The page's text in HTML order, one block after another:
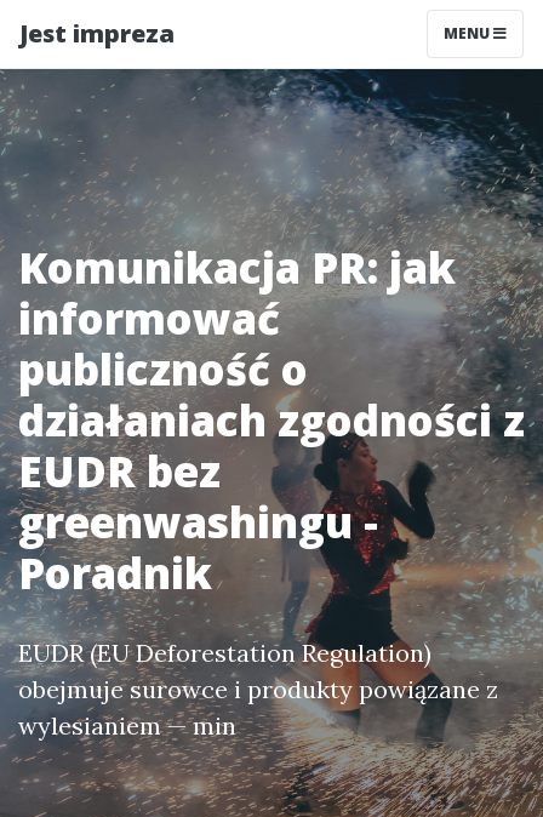
Jest impreza MENU
Komunikacja PR: jak
informować
publiczność o
działaniach zgodności z
EUDR bez
greenwashingu -
Poradnik
EUDR (EU Deforestation Regulation)
obejmuje surowce i produkty powiązane z
wylesianiem — min